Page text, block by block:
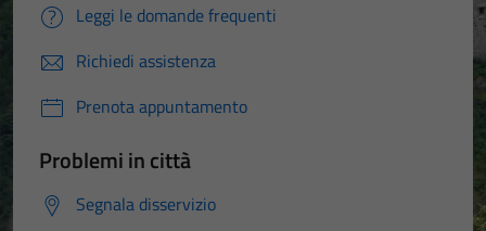
Leggi le domande frequenti
Richiedi assistenza
Prenota appuntamento
Problemi in città
Segnala disservizio